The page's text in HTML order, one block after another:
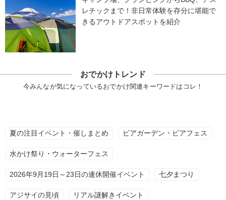
レチックまで！非日常体験を存分に堪能で
きるアウトドアスポットを紹介
おでかけトレンド
今みんなが気になっているおでかけ関連キーワードはコレ！
夏の注目イベント・催しまとめ ビアガーデン・ビアフェス
水かけ祭り・ウォーターフェス
2026年9月19日～23日の連休開催イベント 七夕まつり
アジサイの見頃 リアル謎解きイベント